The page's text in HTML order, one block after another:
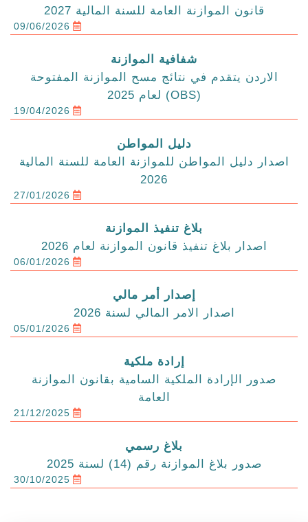
قانون الموازنة العامة للسنة المالية 2027
09/06/2026
شفافية الموازنة
الاردن يتقدم في نتائج مسح الموازنة المفتوحة
(OBS) لعام 2025
19/04/2026
دليل المواطن
اصدار دليل المواطن للموازنة العامة للسنة المالية
2026
27/01/2026
بلاغ تنفيذ الموازنة
اصدار بلاغ تنفيذ قانون الموازنة لعام 2026
06/01/2026
إصدار أمر مالي
اصدار الامر المالي لسنة 2026
05/01/2026
إرادة ملكية
صدور الإرادة الملكية السامية بقانون الموازنة
العامة
21/12/2025
بلاغ رسمي
صدور بلاغ الموازنة رقم (14) لسنة 2025
30/10/2025